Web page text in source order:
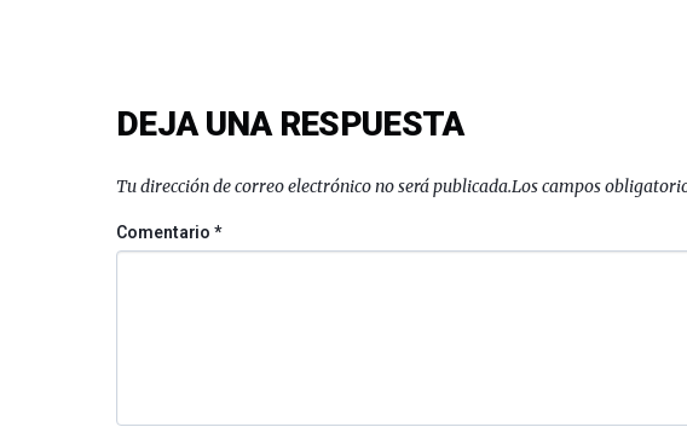
DEJA UNA RESPUESTA
Tu dirección de correo electrónico no será publicada.Los campos
Comentario*